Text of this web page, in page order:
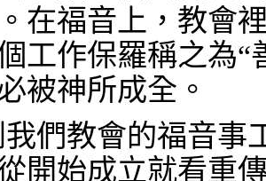
在福音上，教會
工作保羅稱之為“
被神所成全。
們教會的福音事
開始成立就看重